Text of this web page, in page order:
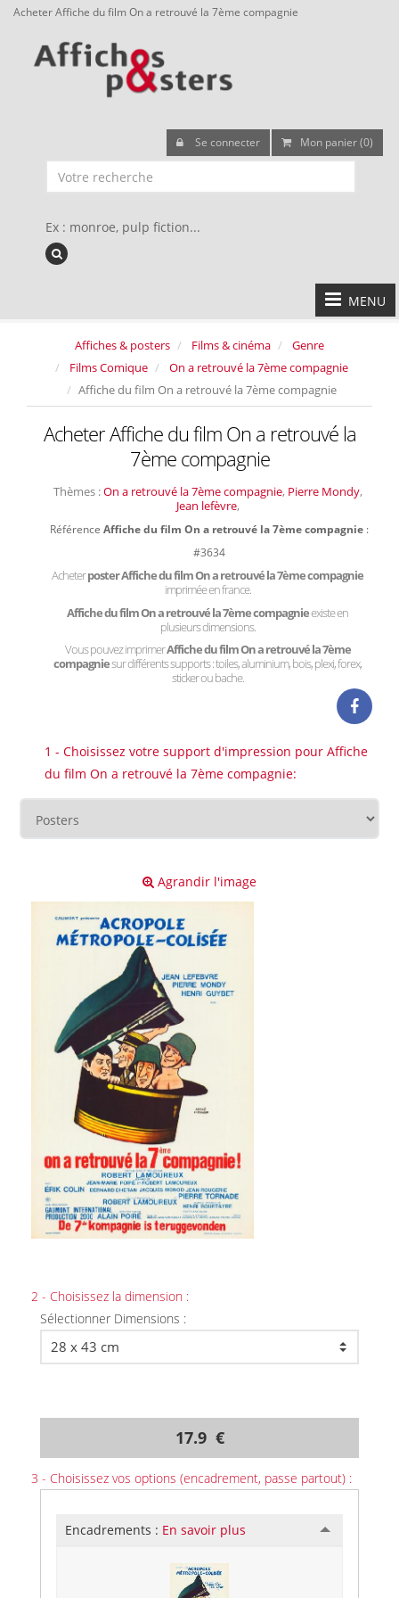
Acheter Affiche du film On a retrouvé la 7ème compagnie
Se connecter Mon panier (0)
Ex : monroe, pulp fiction...
MENU
Affiches & posters Films & cinéma
Genre
Films Comique
On a retrouvé la 7ème compagnie
Affiche du film On a retrouvé la 7ème compagnie
Acheter Affiche du film On a retrouvé la
7ème compagnie
Thèmes :On a retrouvé la 7ème compagnie, Pierre Mondy,
Jean lefèvre,
Référence Affiche du film On a retrouvé la 7ème compagnie :
#3634
Acheterposter Affiche du film On a retrouvé la 7ème compagnie
imprimée en france.
Affiche du film On a retrouvé la 7ème compagnieexiste en
plusieurs dimensions.
Vous pouvez imprimerAffiche du film On a retrouvé la 7ème
compagniesur différents supports : toiles, aluminium, bois, plexi, forex,
sticker ou bache.
1 - Choisissez votre support d'impression pour Affiche
du film On a retrouvé la 7ème compagnie:
Agrandir l'image
2 - Choisissez la dimension :
Sélectionner Dimensions :
17.9 €
3 - Choisissez vos options (encadrement, passe partout) :
Encadrements : En savoir plus